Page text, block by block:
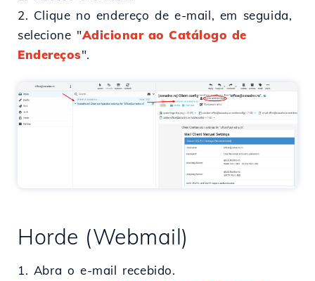
2. Clique no endereço de e-mail, em seguida,
selecione "Adicionar ao Catálogo de
Endereços".
Horde (Webmail)
1. Abra o e-mail recebido.